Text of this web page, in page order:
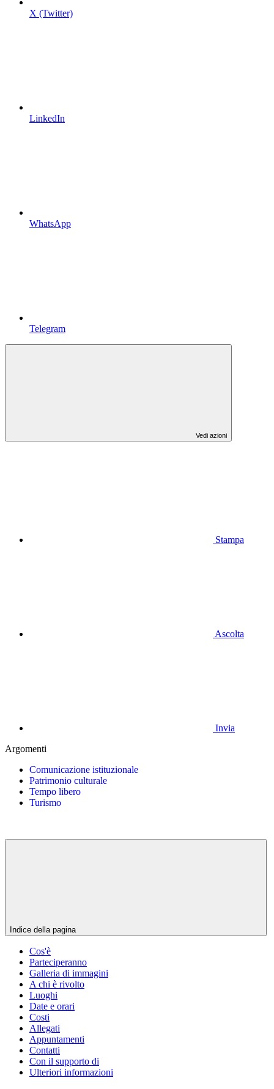
X (Twitter)
LinkedIn
WhatsApp
Telegram
Vedi azioni
Stampa
Ascolta
Invia
Argomenti
Comunicazione istituzionale
Patrimonio culturale
Tempo libero
Turismo
Indice della pagina
Cos'è
Parteciperanno
Galleria di immagini
A chi è rivolto
Luoghi
Date e orari
Costi
Allegati
Appuntamenti
Contatti
Con il supporto di
Ulteriori informazioni